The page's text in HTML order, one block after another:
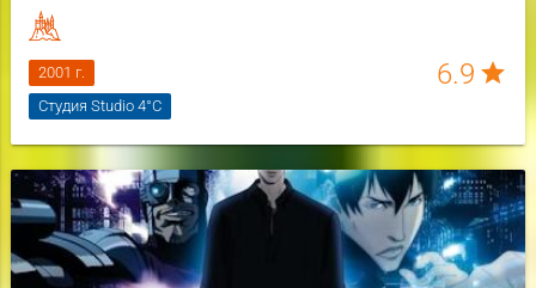
6.9 star
2001 г.
Студия Studio 4°C